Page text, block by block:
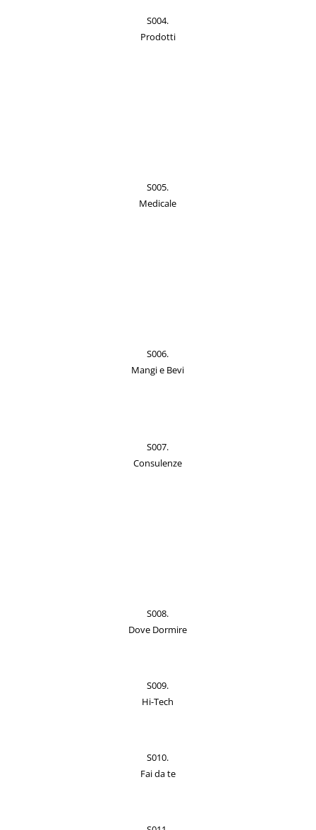
S004.
Prodotti
S005.
Medicale
S006.
Mangi e Bevi
S007.
Consulenze
S008.
Dove Dormire
S009.
Hi-Tech
S010.
Fai da te